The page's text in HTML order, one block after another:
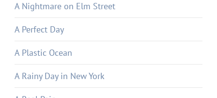
A Nightmare on Elm Street
A Perfect Day
A Plastic Ocean
A Rainy Day in New York